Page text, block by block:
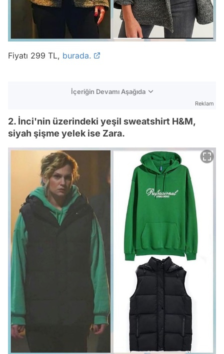
Fiyatı 299 TL, burada.
İçeriğin Devamı Aşağıda
Reklam
2. İnci'nin üzerindeki yeşil sweatshirt H&M,
siyah şişme yelek ise Zara.